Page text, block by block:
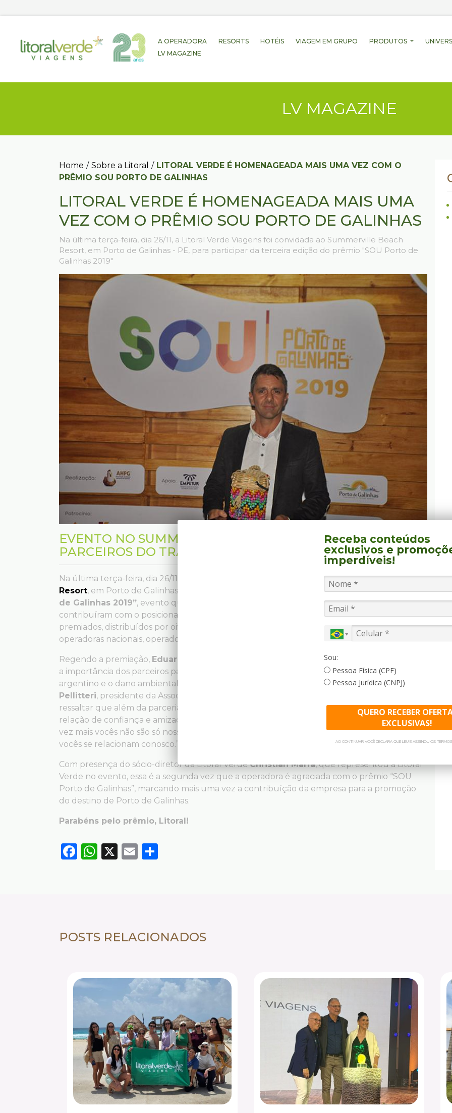
A OPERADORA RESORTS HOTÉIS VIAGEM EM GRUPO PRODUTOS
LV MAGAZINE
LV MAGAZINE
Home / Sobre a Litoral / LITORAL VERDE É HOMENAGEADA MAIS UMA VEZ COM O
PRÊMIO SOU PORTO DE GALINHAS
LITORAL VERDE É HOMENAGEADA MAIS UMA
VEZ COM O PRÊMIO SOU PORTO DE GALINHAS
Na última terça-feira, dia 26/11, a Litoral Verde Viagens foi convidada ao Summerville Beach
Resort, em Porto de Galinhas - PE, para participar da terceira edição do prêmio "SOU Porto de
Galinhas 2019"
EVENTO NO SUMMERVILLE BEACH RESORT REUNIU
PARCEIROS DO TRADE E PREMIOU EMPRESAS.
Na última terça-feira, dia 26/11, a Litoral Verde Viagens foi convidada aoSummerville Beach
Resort, em Porto de Galinhas – PE, para participar da terceira edição do prêmio“SOU Porto
de Galinhas 2019”, evento que reconhece os parceiros que mais promoveram e
contribuíram com o posicionar do destino como um dos principais do Brasil. A festa teve 40
premiados, distribuídos por oito categorias entre DMCs, companhias aéreas, eventos,
operadoras nacionais, operadoras internacionais, OTAs, Clube de Férias e Brokers.
Regendo a premiação, Eduardo Tiburtius
, presidente do Porto de Galinhas CVB destacou
a importância dos parceiros para superar um ano difícil, marcado pela crise do mercado
argentino e o dano ambiental da mancha de óleo, que atingiu o litoral da região. Massimo
Pellitteri, presidente da Associação de Hotéis de Porto de Galinhas, fez questão de
ressaltar que além da parceria, as empresas presentes também desenvolveram uma
relação de confiança e amizade com o trade de Porto de Galinhas. “Todos os anos e cada
vez mais vocês não são só nossos vendedores, mas nossos amigos. Vemos isso da forma que
vocês se relacionam conosco.”, comentou Massimo.
Com presença do sócio-diretor da Litoral VerdeChristian Marra, que representou a Litoral
Verde no evento, essa é a segunda vez que a operadora é agraciada com o prêmio “SOU
Porto de Galinhas”, marcando mais uma vez a contribuíção da empresa para a promoção
do destino de Porto de Galinhas.
Parabéns pelo prêmio, Litoral!
Facebook
WhatsApp
X Email
POSTS RELACIONADOS
Receba conteúdos
exclusivos e
imperdíveis!
Sou:
Pessoa Física (CPF)
Pessoa Jurídica (CNPJ)
QUERO RECEBER
EXCLUSIVAS!
AO CONTINUAR VOCÊ DECLARA QUE LEU E ASSINOU OS